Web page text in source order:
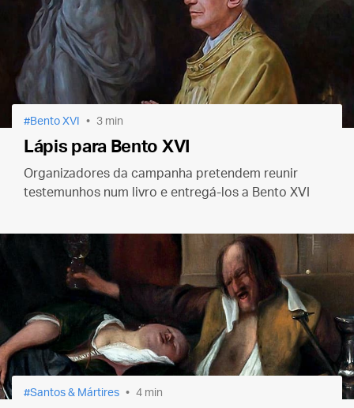
Bento XVI 3 min
Lápis para Bento XVI
Organizadores da campanha pretendem reunir
testemunhos num livro e entregá-los a Bento XVI
Santos & Mártires 4 min